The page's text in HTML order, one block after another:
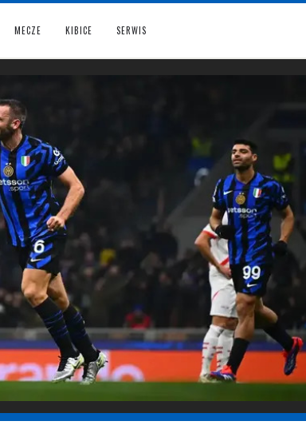
MECZE KIBICE SERWIS